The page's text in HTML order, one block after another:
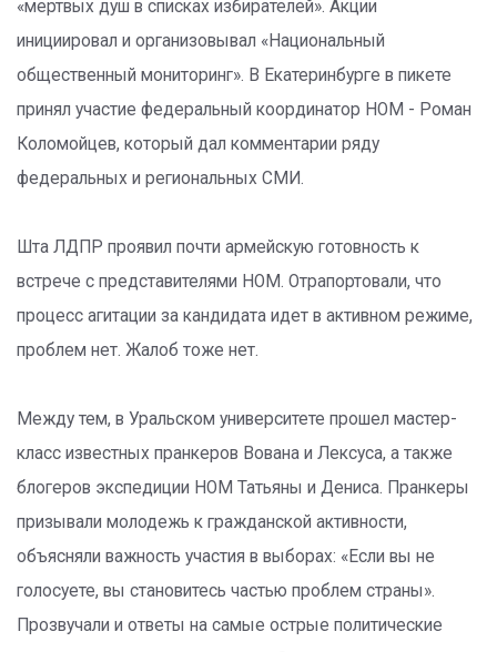
«мертвых душ в списках избирателей». Акции
инициировал и организовывал «Национальный
общественный мониторинг». В Екатеринбурге в пикете
принял участие федеральный координатор НОМ - Роман
Коломойцев, который дал комментарии ряду
федеральных и региональных СМИ.
Шта ЛДПР проявил почти армейскую готовность к
встрече с представителями НОМ. Отрапортовали, что
процесс агитации за кандидата идет в активном режиме,
проблем нет. Жалоб тоже нет.
Между тем, в Уральском университете прошел мастер-
класс известных пранкеров Вована и Лексуса, а также
блогеров экспедиции НОМ Татьяны и Дениса. Пранкеры
призывали молодежь к гражданской активности,
объясняли важность участия в выборах: «Если вы не
голосуете, вы становитесь частью проблем страны».
Прозвучали и ответы на самые острые политические